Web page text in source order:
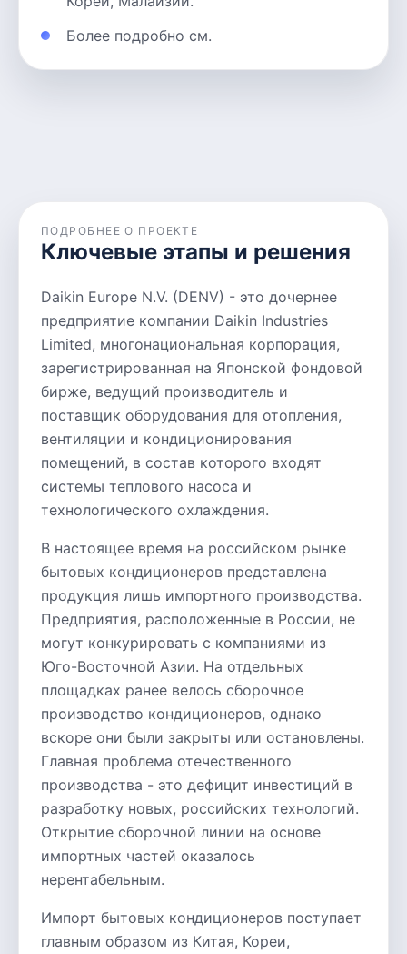
Более подробно см.
ПОДРОБНЕЕ О ПРОЕКТЕ
Ключевые этапы и решения
Daikin Europe N.V. (DENV) - это дочернее
предприятие компании Daikin Industries
Limited, многонациональная корпорация,
зарегистрированная на Японской фондовой
бирже, ведущий производитель и
поставщик оборудования для отопления,
вентиляции и кондиционирования
помещений, в состав которого входят
системы теплового насоса и
технологического охлаждения.
В настоящее время на российском рынке
бытовых кондиционеров представлена
продукция лишь импортного производства.
Предприятия, расположенные в России, не
могут конкурировать с компаниями из
Юго-Восточной Азии. На отдельных
площадках ранее велось сборочное
производство кондиционеров, однако
вскоре они были закрыты или остановлены.
Главная проблема отечественного
производства - это дефицит инвестиций в
разработку новых, российских технологий.
Открытие сборочной линии на основе
импортных частей оказалось
нерентабельным.
Импорт бытовых кондиционеров поступает
главным образом из Китая, Кореи,